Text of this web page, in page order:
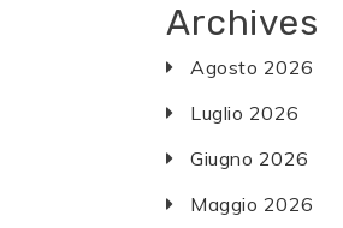
Archives
Agosto 2026
Luglio 2026
Giugno 2026
Maggio 2026